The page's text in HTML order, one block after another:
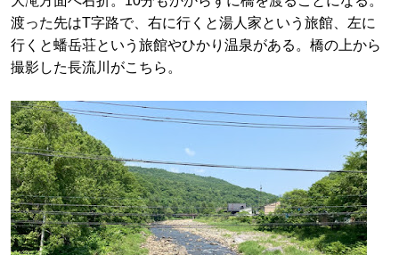
渡った先はT字路で、右に行くと湯人家という旅館、左に
行くと蟠岳荘という旅館やひかり温泉がある。橋の上から
撮影した長流川がこちら。